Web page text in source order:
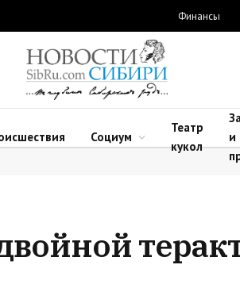
Финансы
Социум
Театр
кукол
и